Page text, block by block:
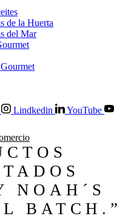
de la Huerta
del Mar
Lindkedin YouTube
NOAH´S
BATCH.”